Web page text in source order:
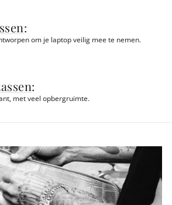
:
om je laptop veilig mee te nemen.
:
met veel opbergruimte.